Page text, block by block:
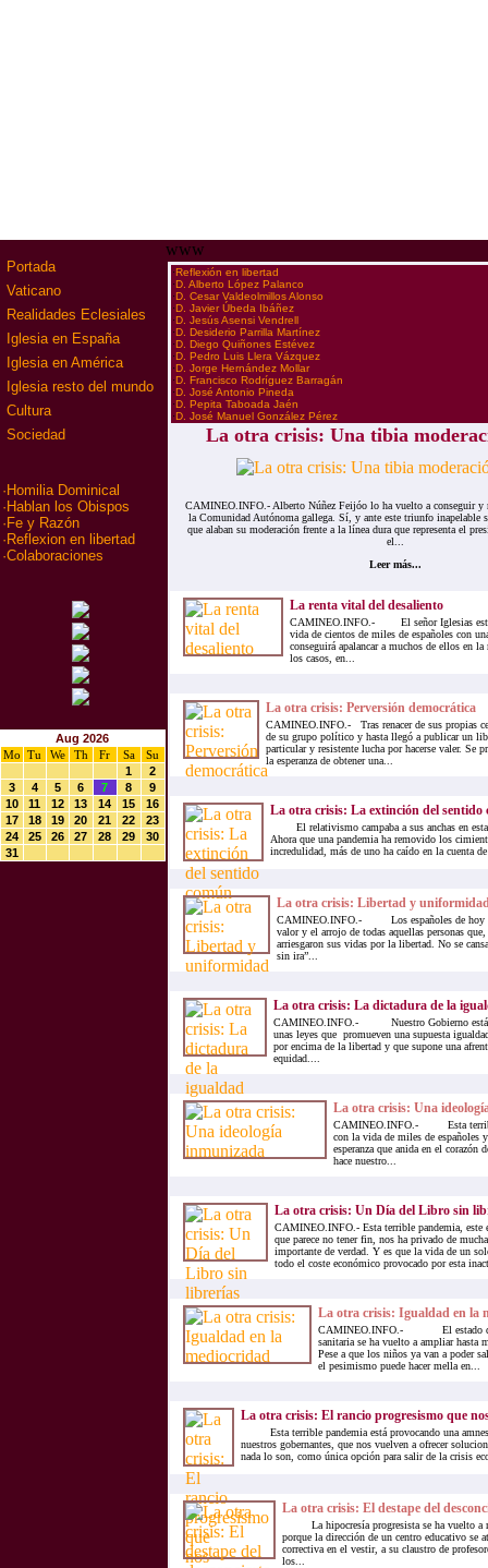
Portada
Vaticano
Realidades Eclesiales
Iglesia en España
Iglesia en América
Iglesia resto del mundo
Cultura
Sociedad
· Homilia Dominical
· Hablan los Obispos
· Fe y Razón
· Reflexion en libertad
·Colaboraciones
Aug 2026
Mo
Tu We Th Fr Sa
Su
1
2
3
4 5 6 7 8
9
10
11 12 13 14 15
16
17
18 19 20 21 22
23
24
25 26 27 28 29
30
31
www
·Reflexión en libertad
·D. Alberto López Palanco
·D. Cesar Valdeolmillos Alonso
·D. Javier Úbeda Ibáñez
·D. Jesús Asensi Vendrell
·D. Desiderio Parrilla Martínez
·D. Diego Quiñones Estévez
·D. Pedro Luis Llera Vázquez
·D. Jorge Hernández Mollar
·D. Francisco Rodríguez Barragán
·D. José Antonio Pineda
·D. Pepita Taboada Jaén
·D. José Manuel González Pérez
La otra crisis: Una tibia
CAMINEO.INFO.- Alberto Núñez Feijóo lo ha vuelto a conseguir y
la Comunidad Autónoma gallega. Sí, y ante este triunfo inapelable
que alaban su moderación frente a la línea dura que representa el
el...
Leer más...
La renta vital del desaliento
CAMINEO.INFO.- El señor Iglesias está
vida de cientos de miles de españoles con
conseguirá apalancar a muchos de ellos en
los casos, en...
La otra crisis: Perversión democrática
CAMINEO.INFO.- Tras renacer de sus propias
de su grupo político y hasta llegó a publicar un
particular y resistente lucha por hacerse valer. Se
la esperanza de obtener una...
La otra crisis: La extinción del sentido
El relativismo campaba a sus anchas en
Ahora que una pandemia ha removido los
incredulidad, más de uno ha caído en la cuenta
La otra crisis: Libertad y
CAMINEO.INFO.- Los españoles de hoy
valor y el arrojo de todas aquellas personas
arriesgaron sus vidas por la libertad. No se
sin ira”...
La otra crisis: La dictadura de la
CAMINEO.INFO.- Nuestro Gobierno está
unas leyes que promueven una supuesta
por encima de la libertad y que supone una
equidad....
La otra crisis: Una
CAMINEO.INFO.- Esta terrible
con la vida de miles de españoles
esperanza que anida en el corazón
hace nuestro...
La otra crisis: Un Día del Libro sin
CAMINEO.INFO.- Esta terrible pandemia, este
que parece no tener fin, nos ha privado de
importante de verdad. Y es que la vida de un
todo el coste económico provocado por esta
La otra crisis: Igualdad en la
CAMINEO.INFO.- El estado de
sanitaria se ha vuelto a ampliar hasta
Pese a que los niños ya van a poder
el pesimismo puede hacer mella en...
La otra crisis: El rancio progresismo que
Esta terrible pandemia está provocando una
nuestros gobernantes, que nos vuelven a ofrecer
nada lo son, como única opción para salir de la crisis
La otra crisis: El destape del
La hipocresía progresista se ha vuelto a
porque la dirección de un centro educativo se
correctiva en el vestir, a su claustro de
los...